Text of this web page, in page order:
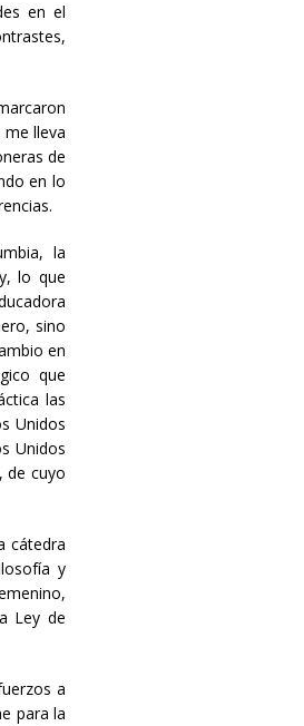
en el
lleva
de
en lo
la
lo que
sino
en
que
las
Unidos
Unidos
de cuyo
cátedra
y
Ley de
a
para la